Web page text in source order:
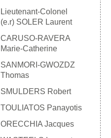
Lieutenant-Colonel
(e.r) SOLER Laurent
CARUSO-RAVERA
Marie-Catherine
SANMORI-GWOZDZ
Thomas
SMULDERS Robert
TOULIATOS Panayotis
ORECCHIA Jacques